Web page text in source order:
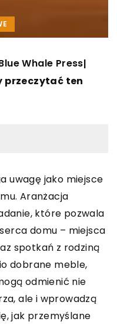
Whale Press|
przeczytać ten
uwagę jako miejsce
Aranżacja
które pozwala
domu – miejsca
spotkań z rodziną
dobrane meble,
odmienić nie
ale i wprowadzą
jak przemyślane